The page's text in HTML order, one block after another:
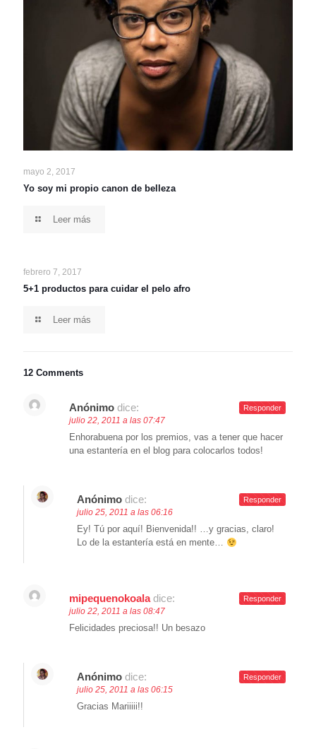
mayo 2, 2017
Yo soy mi propio canon de belleza
Leer más
febrero 7, 2017
5+1 productos para cuidar el pelo afro
Leer más
12 Comments
Anónimo dice:
julio 22, 2011 a las 07:47
Enhorabuena por los premios, vas a tener que hacer
una estantería en el blog para colocarlos todos!
Responder
Anónimo dice:
julio 25, 2011 a las 06:16
Ey! Tú por aquí! Bienvenida!! …y gracias, claro!
Lo de la estantería está en mente…
Responder
mipequenokoala dice:
julio 22, 2011 a las 08:47
Felicidades preciosa!! Un besazo
Responder
Anónimo dice:
julio 25, 2011 a las 06:15
Gracias Mariiiii!!
Responder